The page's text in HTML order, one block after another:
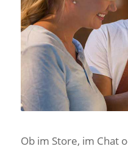
Ob im Store, im Chat